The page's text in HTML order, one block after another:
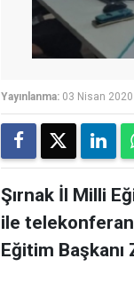
Yayınlanma: 03 Nisan
Şırnak İl Milli
ile
Eğitim Başkanı